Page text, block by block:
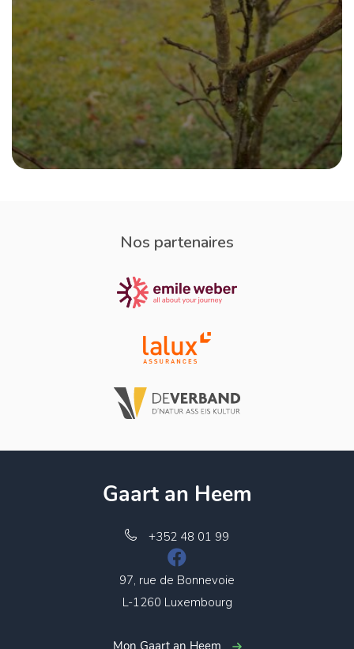
Nos partenaires
Gaart an Heem
+352 48 01 99
97, rue de Bonnevoie
L-1260 Luxembourg